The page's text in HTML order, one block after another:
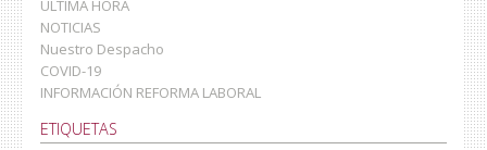
ULTIMA HORA
NOTICIAS
Nuestro Despacho
COVID-19
INFORMACIÓN REFORMA LABORAL
ETIQUETAS